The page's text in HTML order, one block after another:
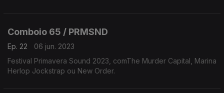
Comboio 65 / PRMSND
Ep. 22
06 jun. 2023
Festival Primavera Sound 2023, comThe Murder Capital, Marina
Herlop Jockstrap ou New Order.